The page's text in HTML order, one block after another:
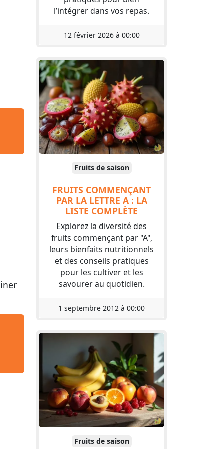
l’intégrer dans vos repas.
12 février 2026 à 00:00
Fruits de saison
FRUITS COMMENÇANT
PAR LA LETTRE A : LA
LISTE COMPLÈTE
Explorez la diversité des
fruits commençant par "A",
leurs bienfaits nutritionnels
et des conseils pratiques
pour les cultiver et les
savourer au quotidien.
1 septembre 2012 à 00:00
Fruits de saison